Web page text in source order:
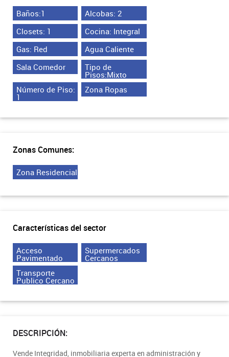
Baños:1
Alcobas: 2
Closets: 1
Cocina: Integral
Gas: Red
Agua Caliente
Sala Comedor
Tipo de
Pisos:Mixto
Número de Piso:
1
Zona Ropas
Zonas Comunes:
Zona Residencial
Características del sector
Acceso
Pavimentado
Supermercados
Cercanos
Transporte
Publico Cercano
DESCRIPCIÓN:
Vende Integridad, inmobiliaria experta en administración y